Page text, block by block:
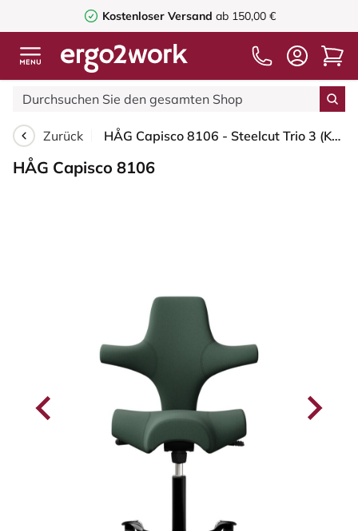
Kostenloser Versand ab 150,00 €
Zurück HÅG Capisco 8106 - Steelcut Trio 3 (Kvadrat) - Wolle / Polyamid - STT966 Brown grey - Schwarz - 200 mm (Sitzhöhe 46-64cm) - Harte Rollen für weiche Böden
HÅG Capisco 8106